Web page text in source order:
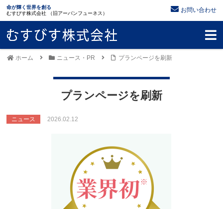
命が輝く世界を創る
むすびす株式会社 （旧アーバンフューネス）
お問い合わせ
ホーム ニュース・PR プランページを刷新
プランページを刷新
ニュース 2026.02.12